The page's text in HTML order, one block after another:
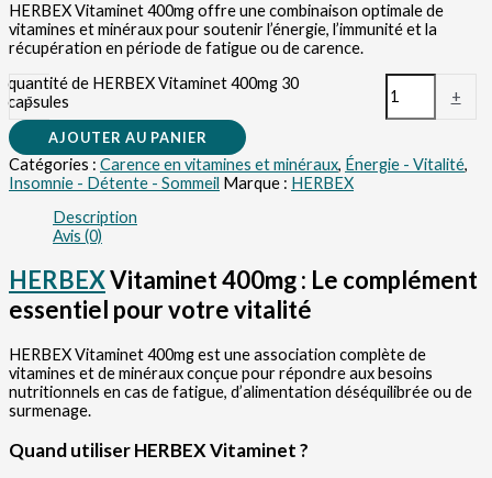
HERBEX Vitaminet 400mg offre une combinaison optimale de
vitamines et minéraux pour soutenir l’énergie, l’immunité et la
récupération en période de fatigue ou de carence.
-
quantité de HERBEX Vitaminet 400mg 30
capsules
+
AJOUTER AU PANIER
Catégories : Carence en vitamines et minéraux, Énergie - Vitalité,
Insomnie - Détente - Sommeil Marque : HERBEX
Description
Avis (0)
HERBEXVitaminet 400mg : Le complément
essentiel pour votre vitalité
HERBEX Vitaminet 400mg est une association complète de
vitamines et de minéraux conçue pour répondre aux besoins
nutritionnels en cas de fatigue, d’alimentation déséquilibrée ou de
surmenage.
Quand utiliser HERBEX Vitaminet ?